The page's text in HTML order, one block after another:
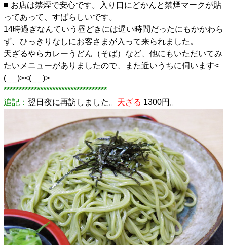
■ お店は禁煙で安心です。入り口にどかんと禁煙マークが貼
ってあって、すばらしいです。
14時過ぎなんていう昼どきには遅い時間だったにもかかわら
ず、ひっきりなしにお客さまが入って来られました。
天ざるやらカレーうどん（そば）など、他にもいただいてみ
たいメニューがありましたので、また近いうちに伺います<
(_ _)><(_ _)>
**********************************
追記： 翌日夜に再訪しました。 天ざる 1300円。